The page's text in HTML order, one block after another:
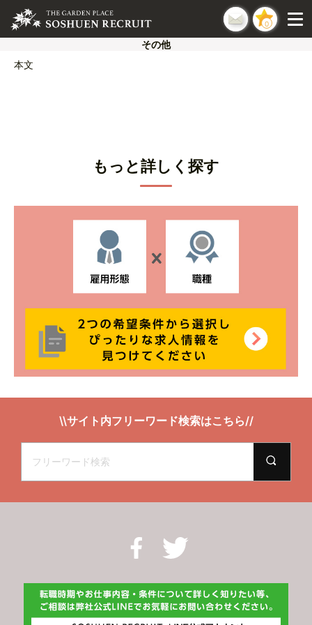
0
その他
本文
もっと詳しく探す
\\サイト内フリーワード検索はこちら//